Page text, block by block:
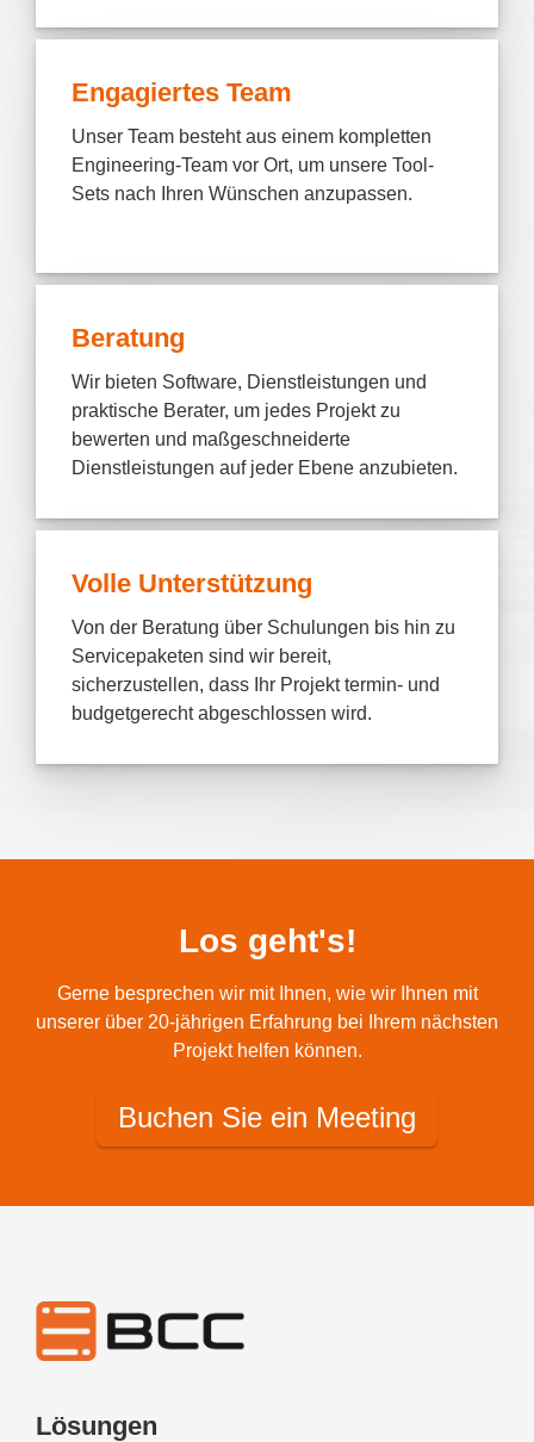
Engagiertes Team
Unser Team besteht aus einem kompletten
Engineering-Team vor Ort, um unsere Tool-
Sets nach Ihren Wünschen anzupassen.
Beratung
Wir bieten Software, Dienstleistungen und
praktische Berater, um jedes Projekt zu
bewerten und maßgeschneiderte
Dienstleistungen auf jeder Ebene anzubieten.
Volle Unterstützung
Von der Beratung über Schulungen bis hin zu
Servicepaketen sind wir bereit,
sicherzustellen, dass Ihr Projekt termin- und
budgetgerecht abgeschlossen wird.
Los geht's!
Gerne besprechen wir mit Ihnen, wie wir Ihnen mit
unserer über 20-jährigen Erfahrung bei Ihrem nächsten
Projekt helfen können.
Buchen Sie ein Meeting
Lösungen